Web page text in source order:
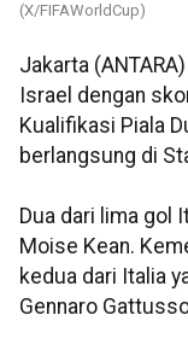
(X/FIFAWorldCup)
Jakarta
Israel dengan
Kualifikasi Piala
berlangsung di
Dua dari lima gol
Moise Kean.
kedua dari Italia
Gennaro